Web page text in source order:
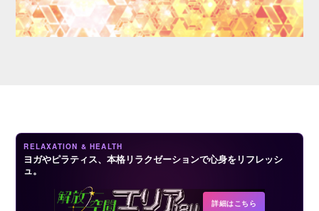
RELAXATION & HEALTH
ヨガやピラティス、本格リラクゼーションで心身をリフレッシ
ュ。
詳細はこちら